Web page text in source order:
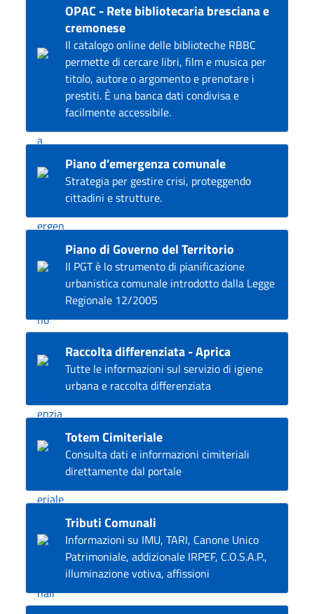
OPAC - Rete bibliotecaria bresciana e
cremonese
Il catalogo online delle biblioteche RBBC
permette di cercare libri, film e musica per
titolo, autore o argomento e prenotare i
prestiti. È una banca dati condivisa e
facilmente accessibile.
Piano d'emergenza comunale
Strategia per gestire crisi, proteggendo
cittadini e strutture.
Piano di Governo del Territorio
Il PGT è lo strumento di pianificazione
urbanistica comunale introdotto dalla Legge
Regionale 12/2005
Raccolta differenziata - Aprica
Tutte le informazioni sul servizio di igiene
urbana e raccolta differenziata
Totem Cimiteriale
Consulta dati e informazioni cimiteriali
direttamente dal portale
Tributi Comunali
Informazioni su IMU, TARI, Canone Unico
Patrimoniale, addizionale IRPEF, C.O.S.A.P.,
illuminazione votiva, affissioni